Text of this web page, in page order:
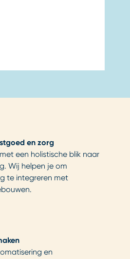
en zorg
een holistische blik naar
Wij helpen je om
te integreren met
en